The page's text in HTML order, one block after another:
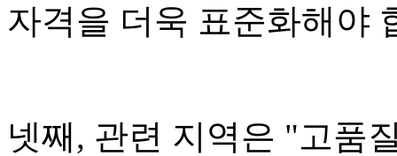
자격을 더욱 표준화해야
넷째, 관련 지역은 "고품